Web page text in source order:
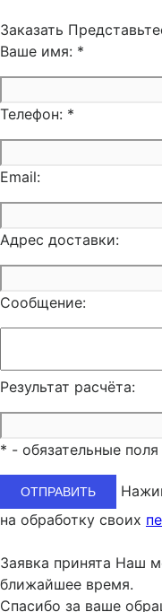
Заказать
Ваше имя: *
Телефон: *
Email:
Адрес доставки:
Сообщение:
Результат расчёта:
* - обязательные поля
на обработку своих
Заявка принята Наш
ближайшее время.
Спасибо за ваше